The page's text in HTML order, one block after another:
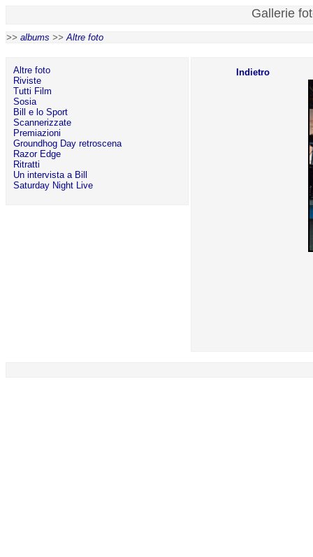
Gallerie
>> albums >>Altre foto
Altre foto
Riviste
Tutti Film
Sosia
Bill e lo Sport
Scannerizzate
Premiazioni
Groundhog Day retroscena
Razor Edge
Ritratti
Un intervista a Bill
Saturday Night Live
Indietro